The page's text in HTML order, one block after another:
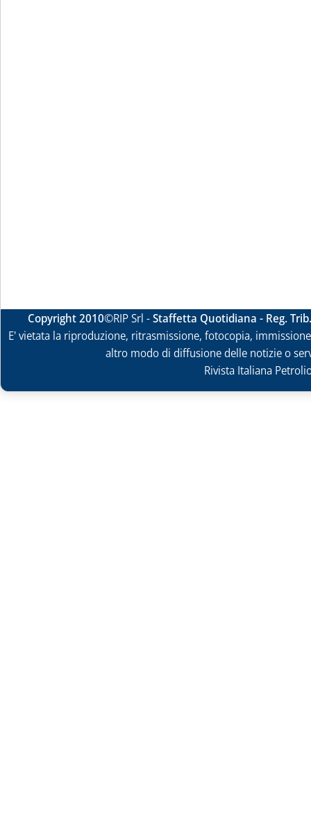
Copyright 2010©RIP Srl -Staffetta Quotidiana - Reg.
E' vietata la riproduzione, ritrasmissione, fotocopia,
altro modo di diffusione delle notizie o
Rivista Italiana